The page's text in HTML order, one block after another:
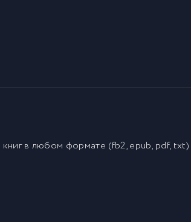
книгв любом формате (fb2, epub, pdf,